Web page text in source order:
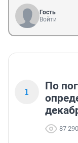
Гость
Войти
1
По
87 290